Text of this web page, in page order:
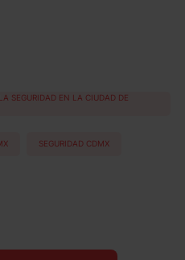
SEGURIDAD EN LA CIUDAD DE
SEGURIDAD CDMX